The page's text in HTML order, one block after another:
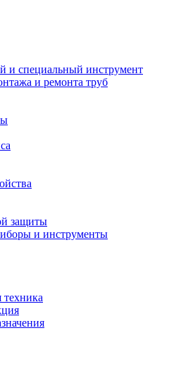
и специальный инструмент
и ремонта труб
защиты
и инструменты
техника